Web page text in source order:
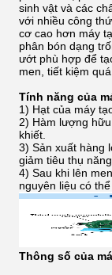
sinh vật và các
với nhiều công
cơ cao hơn máy
phân bón dạng
ướt phù hợp để
men, tiết kiệm
Tính năng của
1) Hạt của máy
2) Hàm lượng
khiết.
3) Sản xuất hàng
giảm tiêu thụ
4) Sau khi lên
nguyên liệu có
Thông số của